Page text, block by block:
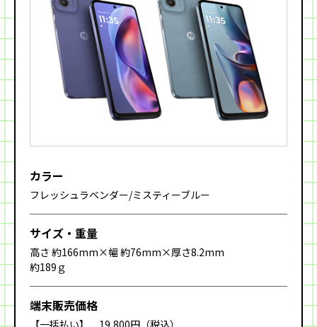
カラー
フレッシュラベンダー/ミスティーブルー
サイズ・重量
高さ 約166mm×幅 約76mm×厚さ8.2mm
約189ｇ
端末販売価格